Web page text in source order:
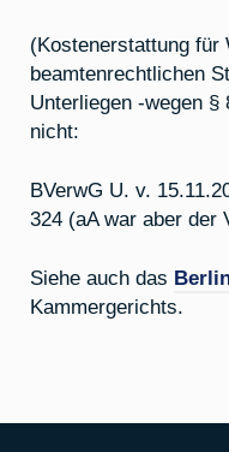
(Kostenerstattung für
beamtenrechtlichen
Unterliegen -wegen
nicht:
BVerwG U. v.
324 (aA war aber der
Siehe auch das
Kammergerichts.